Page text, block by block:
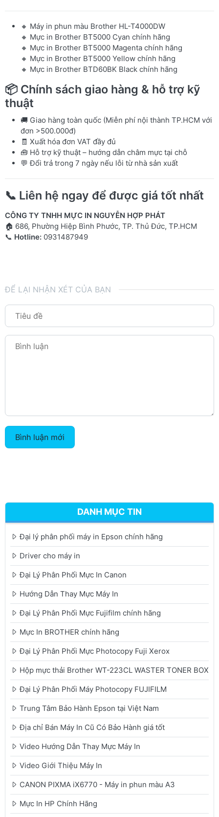
🔸 Máy in phun màu Brother HL-T4000DW
🔸 Mực in Brother BT5000 Cyan chính hãng
🔸 Mực in Brother BT5000 Magenta chính hãng
🔸 Mực in Brother BT5000 Yellow chính hãng
🔸 Mực in Brother BTD60BK Black chính hãng
📦 Chính sách giao hàng & hỗ trợ kỹ
thuật
🚚 Giao hàng toàn quốc (Miễn phí nội thành TP.HCM với
đơn >500.000đ)
🧾 Xuất hóa đơn VAT đầy đủ
🧰 Hỗ trợ kỹ thuật – hướng dẫn châm mực tại chỗ
💬 Đổi trả trong 7 ngày nếu lỗi từ nhà sản xuất
📞 Liên hệ ngay để được giá tốt nhất
CÔNG TY TNHH MỰC IN NGUYỄN HỢP PHÁT
🏠 686, Phường Hiệp Bình Phước, TP. Thủ Đức, TP.HCM
📞 Hotline: 0931487949
ĐỂ LẠI NHẬN XÉT CỦA BẠN
Bình luận mới
DANH MỤC TIN
Đại lý phân phối máy in Epson chính hãng
Driver cho máy in
Đại Lý Phân Phối Mực In Canon
Hướng Dẫn Thay Mực Máy In
Đại Lý Phân Phối Mực Fujifilm chính hãng
Mực In BROTHER chính hãng
Đại Lý Phân Phối Mực Photocopy Fuji Xerox
Hộp mực thải Brother WT-223CL WASTER TONER BOX
Đại Lý Phân Phối Máy Photocopy FUJIFILM
Trung Tâm Bảo Hành Epson tại Việt Nam
Địa chỉ Bán Máy In Cũ Có Bảo Hành giá tốt
Video Hướng Dẫn Thay Mực Máy In
Video Giới Thiệu Máy In
CANON PIXMA iX6770 - Máy in phun màu A3
Mực In HP Chính Hãng